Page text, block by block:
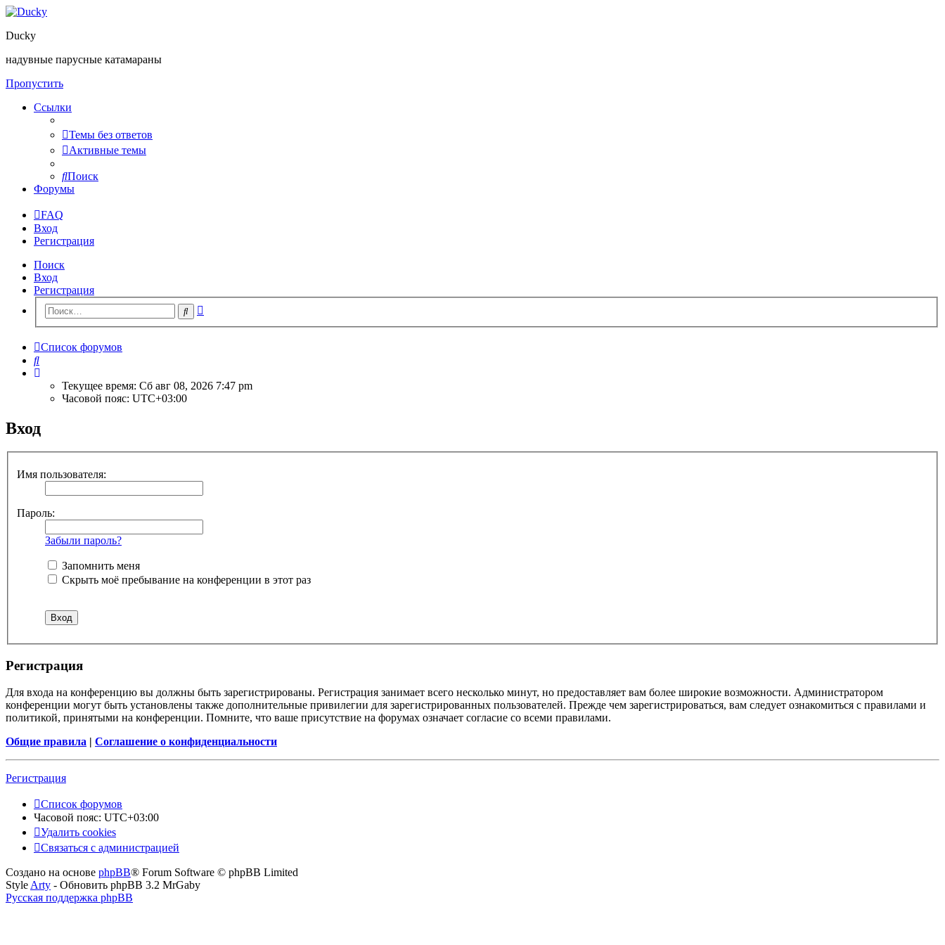
Ducky
надувные парусные катамараны
Пропустить
Ссылки
Темы без ответов
Активные темы
Поиск
Форумы
FAQ
Вход
Регистрация
Поиск
Вход
Регистрация
Поиск
Список форумов
Поиск
Текущее время: Сб авг 08, 2026 7:47 pm
Часовой пояс: UTC+03:00
Вход
Имя пользователя:
Пароль:
Забыли пароль?
Запомнить меня
Скрыть моё пребывание на конференции в этот раз
Регистрация
Для входа на конференцию вы должны быть зарегистрированы. Регистрация занимает всего несколько минут, но предоставляет вам более широкие возможности. Администратором
конференции могут быть установлены также дополнительные привилегии для зарегистрированных пользователей. Прежде чем зарегистрироваться, вам следует ознакомиться с правилами и
политикой, принятыми на конференции. Помните, что ваше присутствие на форумах означает согласие со всеми правилами.
Общие правила | Соглашение о конфиденциальности
Регистрация
Список форумов
Часовой пояс: UTC+03:00
Удалить cookies
Связаться с администрацией
Создано на основе phpBB® Forum Software © phpBB Limited
StyleArty - Обновить phpBB 3.2 MrGaby
Русская поддержка phpBB